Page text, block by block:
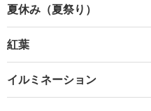
夏休み（夏祭り）
紅葉
イルミネーション